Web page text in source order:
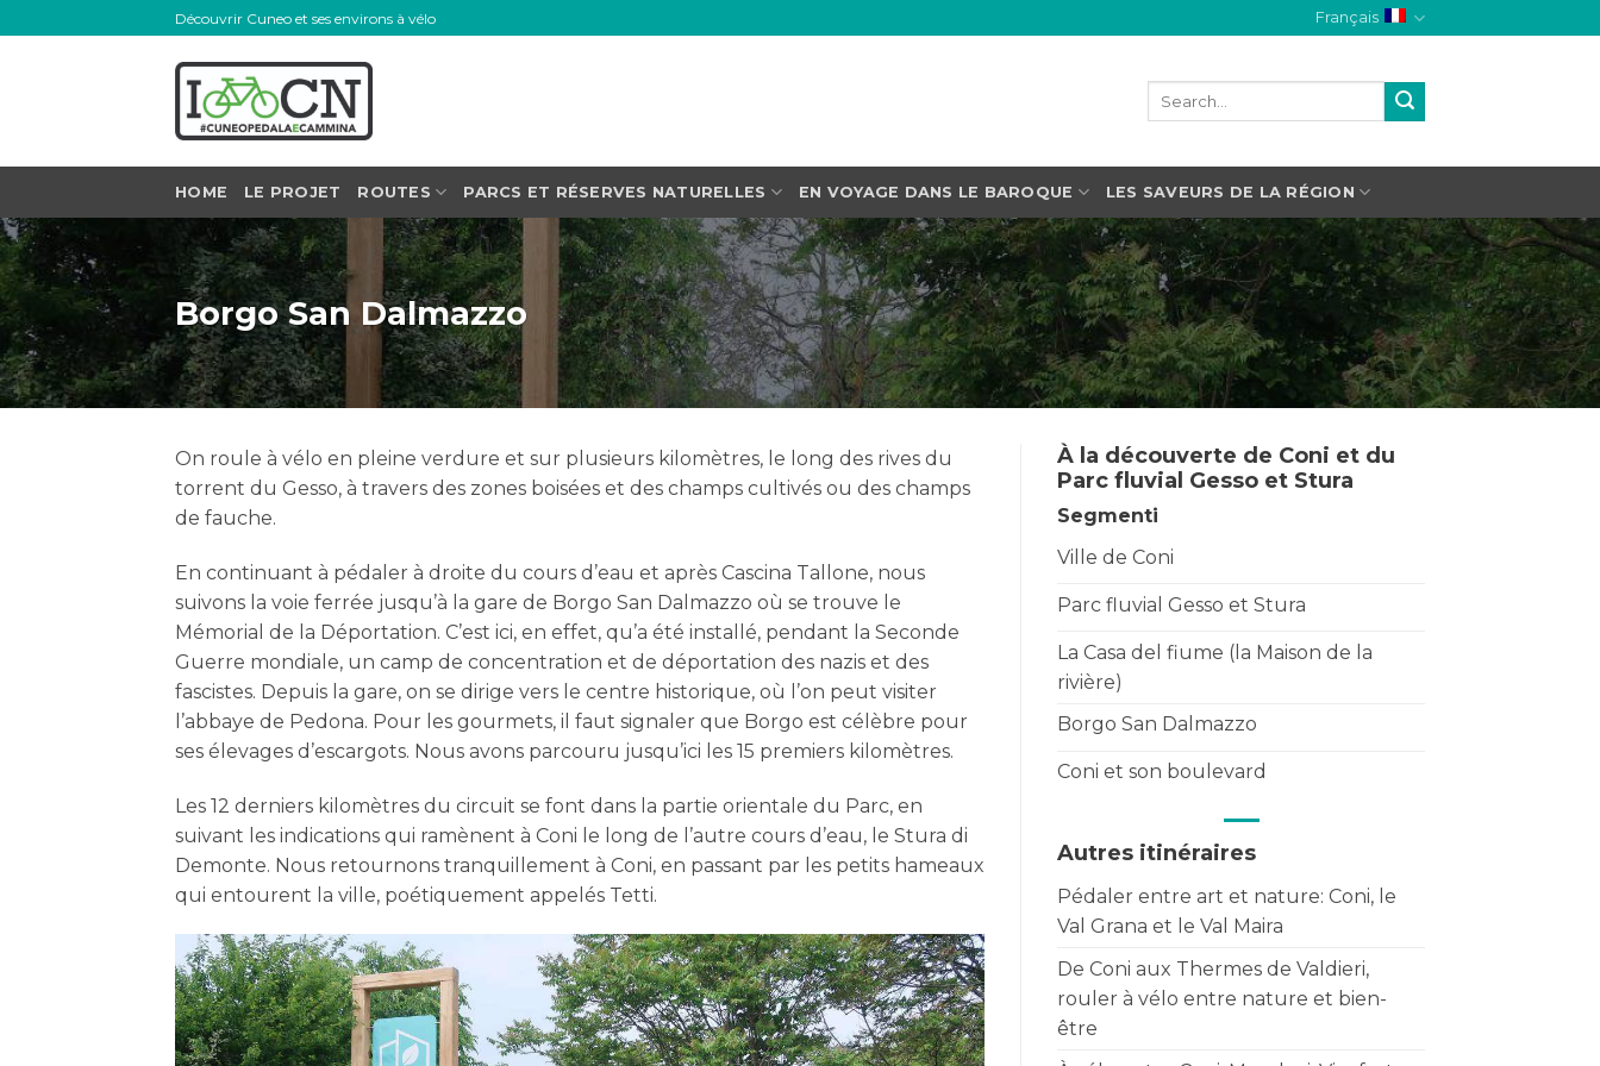
to
Découvrir Cuneo et ses environs à vélo Français
HOME LE PROJET ROUTES PARCS ET RÉSERVES NATURELLES EN VOYAGE DANS LE BAROQUE LES SAVEURS DE LA RÉGION
Borgo San Dalmazzo
On roule à vélo en pleine verdure et sur plusieurs kilomètres, le long des rives du
torrent du Gesso, à travers des zones boisées et des champs cultivés ou des champs
de fauche.
En continuant à pédaler à droite du cours d’eau et après Cascina Tallone, nous
suivons la voie ferrée jusqu’à la gare de Borgo San Dalmazzo où se trouve le
Mémorial de la Déportation. C’est ici, en effet, qu’a été installé, pendant la Seconde
Guerre mondiale, un camp de concentration et de déportation des nazis et des
fascistes. Depuis la gare, on se dirige vers le centre historique, où l’on peut visiter
l’abbaye de Pedona. Pour les gourmets, il faut signaler que Borgo est célèbre pour
ses élevages d’escargots. Nous avons parcouru jusqu’ici les 15 premiers kilomètres.
Les 12 derniers kilomètres du circuit se font dans la partie orientale du Parc, en
suivant les indications qui ramènent à Coni le long de l’autre cours d’eau, le Stura di
Demonte. Nous retournons tranquillement à Coni, en passant par les petits hameaux
qui entourent la ville, poétiquement appelés Tetti.
À la découverte de Coni et du
Parc fluvial Gesso et Stura
Segmenti
Ville de Coni
Parc fluvial Gesso et Stura
La Casa del fiume (la Maison de la
rivière)
Borgo San Dalmazzo
Coni et son boulevard
Autres itinéraires
Pédaler entre art et nature: Coni, le
Val Grana et le Val Maira
De Coni aux Thermes de Valdieri,
rouler à vélo entre nature et bien-
être